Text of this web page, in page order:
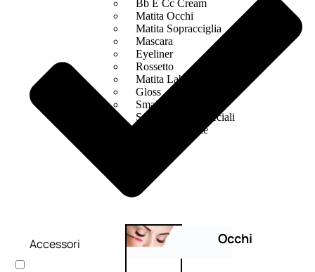
Bb E Cc Cream
Matita Occhi
Matita Sopracciglia
Mascara
Eyeliner
Rossetto
Matita Labbra
Gloss
Smalto
Smalto Effetti Speciali
Solventi Unghie
Occhi
Accessori